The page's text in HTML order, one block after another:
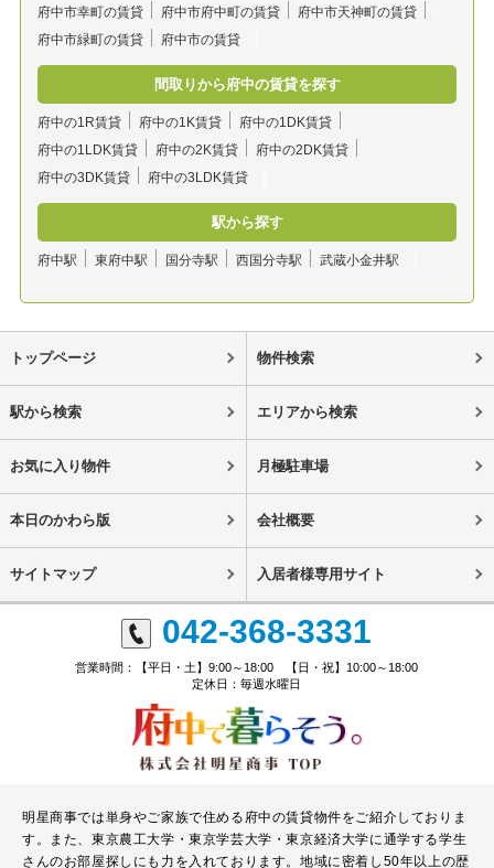
府中市幸町の賃貸
府中市府中町の賃貸
府中市天神町の賃貸
府中市緑町の賃貸
府中市の賃貸
間取りから府中の賃貸を探す
府中の1R賃貸 府中の1K賃貸
府中の1DK賃貸
府中の1LDK賃貸
府中の2K賃貸
府中の2DK賃貸
府中の3DK賃貸
府中の3LDK賃貸
駅から探す
府中駅 東府中駅 国分寺駅 西国分寺駅 武蔵小金井駅
トップページ 物件検索
駅から検索 エリアから検索
お気に入り物件 月極駐車場
本日のかわら版 会社概要
サイトマップ 入居者様専用サイト
042-368-3331
営業時間：【平日・土】9:00～18:00 【日・祝】10:00～18:00
定休日：毎週水曜日
明星商事では単身やご家族で住める府中の賃貸物件をご紹介しておりま
す。また、東京農工大学・東京学芸大学・東京経済大学に通学する学生
さんのお部屋探しにも力を入れております。地域に密着し50年以上の歴